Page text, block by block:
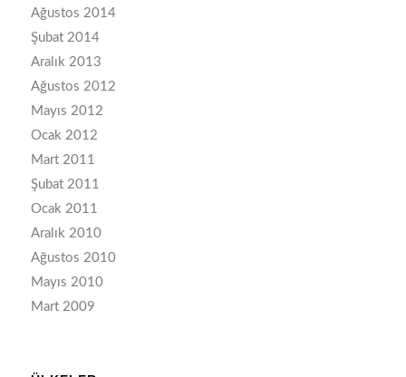
Ağustos 2014
Şubat 2014
Aralık 2013
Ağustos 2012
Mayıs 2012
Ocak 2012
Mart 2011
Şubat 2011
Ocak 2011
Aralık 2010
Ağustos 2010
Mayıs 2010
Mart 2009